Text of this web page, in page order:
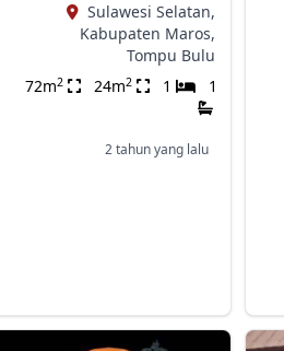
Sulawesi Selatan,
Kabupaten Maros,
Tompu Bulu
72m2 24m2 1 1
2 tahun yang lalu